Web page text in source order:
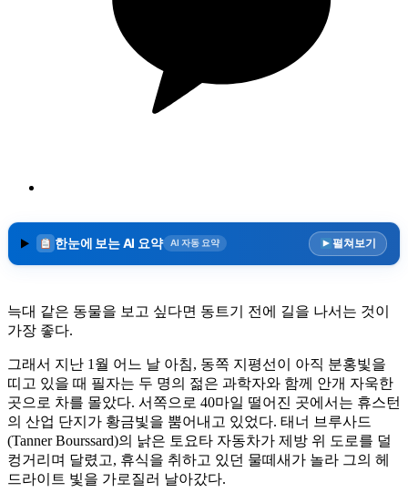
한눈에 보는 AI 요약 AI 자동 요약 펼쳐보기
늑대 같은 동물을 보고 싶다면 동트기 전에 길을 나서는 것이
가장 좋다.
그래서 지난 1월 어느 날 아침, 동쪽 지평선이 아직 분홍빛을
띠고 있을 때 필자는 두 명의 젊은 과학자와 함께 안개 자욱한
곳으로 차를 몰았다. 서쪽으로 40마일 떨어진 곳에서는 휴스턴
의 산업 단지가 황금빛을 뿜어내고 있었다. 태너 브루사드
(Tanner Bourssard)의 낡은 토요타 자동차가 제방 위 도로를 덜
컹거리며 달렸고, 휴식을 취하고 있던 물떼새가 놀라 그의 헤
드라이트 빛을 가로질러 날아갔다.